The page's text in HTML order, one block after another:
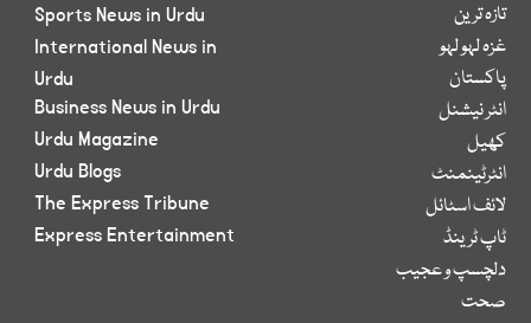
تازہ ترین
غزہ لہو لہو
پاکستان
انٹر نیشنل
کھیل
انٹرٹینمنٹ
لائف اسٹائل
ٹاپ ٹرینڈ
دلچسپ و عجیب
صحت
Sports News in Urdu
International News in
Urdu
Business News in Urdu
Urdu Magazine
Urdu Blogs
The Express Tribune
Express Entertainment